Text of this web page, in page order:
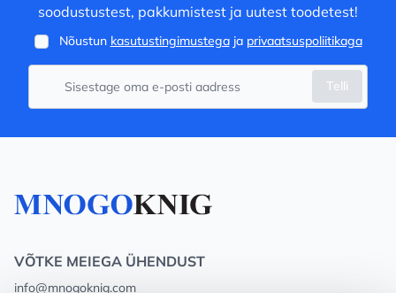
soodustustest, pakkumistest ja uutest toodetest!
Nõustun kasutustingimustegaja privaatsuspoliitikaga
Telli
VÕTKE MEIEGA ÜHENDUST
info@mnogoknig.com